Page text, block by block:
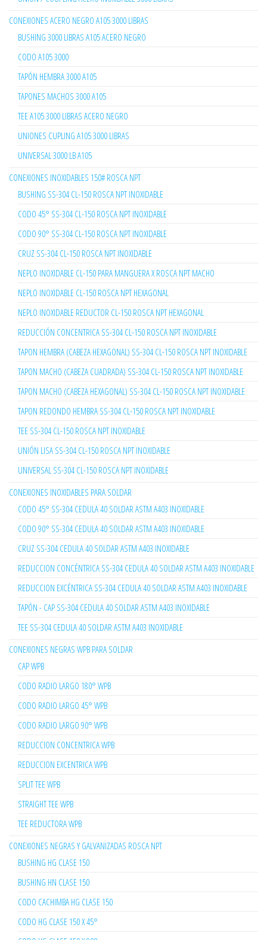
CONEXIONES ACERO NEGRO A105 3000 LIBRAS
BUSHING 3000 LIBRAS A105 ACERO NEGRO
CODO A105 3000
TAPÓN HEMBRA 3000 A105
TAPONES MACHOS 3000 A105
TEE A105 3000 LIBRAS ACERO NEGRO
UNIONES CUPLING A105 3000 LIBRAS
UNIVERSAL 3000 LB A105
CONEXIONES INOXIDABLES 150# ROSCA NPT
BUSHING SS-304 CL-150 ROSCA NPT INOXIDABLE
CODO 45° SS-304 CL-150 ROSCA NPT INOXIDABLE
CODO 90° SS-304 CL-150 ROSCA NPT INOXIDABLE
CRUZ SS-304 CL-150 ROSCA NPT INOXIDABLE
NEPLO INOXIDABLE CL-150 PARA MANGUERA X ROSCA NPT MACHO
NEPLO INOXIDABLE CL-150 ROSCA NPT HEXAGONAL
NEPLO INOXIDABLE REDUCTOR CL-150 ROSCA NPT HEXAGONAL
REDUCCIÓN CONCENTRICA SS-304 CL-150 ROSCA NPT INOXIDABLE
TAPON HEMBRA (CABEZA HEXAGONAL) SS-304 CL-150 ROSCA NPT INOXIDABLE
TAPON MACHO (CABEZA CUADRADA) SS-304 CL-150 ROSCA NPT INOXIDABLE
TAPON MACHO (CABEZA HEXAGONAL) SS-304 CL-150 ROSCA NPT INOXIDABLE
TAPON REDONDO HEMBRA SS-304 CL-150 ROSCA NPT INOXIDABLE
TEE SS-304 CL-150 ROSCA NPT INOXIDABLE
UNIÓN LISA SS-304 CL-150 ROSCA NPT INOXIDABLE
UNIVERSAL SS-304 CL-150 ROSCA NPT INOXIDABLE
CONEXIONES INOXIDABLES PARA SOLDAR
CODO 45° SS-304 CEDULA 40 SOLDAR ASTM A403 INOXIDABLE
CODO 90° SS-304 CEDULA 40 SOLDAR ASTM A403 INOXIDABLE
CRUZ SS-304 CEDULA 40 SOLDAR ASTM A403 INOXIDABLE
REDUCCION CONCÉNTRICA SS-304 CEDULA 40 SOLDAR ASTM A403 INOXIDABLE
REDUCCION EXCÉNTRICA SS-304 CEDULA 40 SOLDAR ASTM A403 INOXIDABLE
TAPÓN - CAP SS-304 CEDULA 40 SOLDAR ASTM A403 INOXIDABLE
TEE SS-304 CEDULA 40 SOLDAR ASTM A403 INOXIDABLE
CONEXIONES NEGRAS WPB PARA SOLDAR
CAP WPB
CODO RADIO LARGO 180° WPB
CODO RADIO LARGO 45° WPB
CODO RADIO LARGO 90° WPB
REDUCCION CONCENTRICA WPB
REDUCCION EXCENTRICA WPB
SPLIT TEE WPB
STRAIGHT TEE WPB
TEE REDUCTORA WPB
CONEXIONES NEGRAS Y GALVANIZADAS ROSCA NPT
BUSHING HG CLASE 150
BUSHING HN CLASE 150
CODO CACHIMBA HG CLASE 150
CODO HG CLASE 150 X 45°